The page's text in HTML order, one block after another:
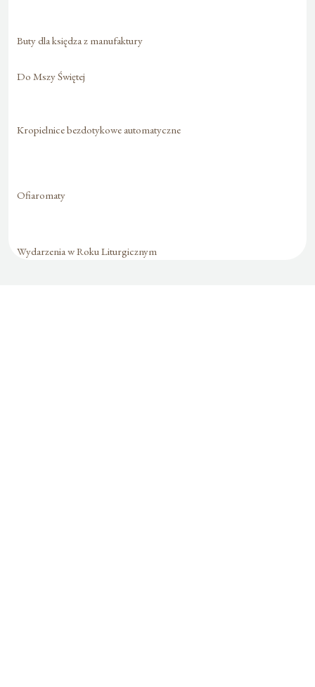
Buty dla księdza z manufaktury
Do Mszy Świętej
Kropielnice bezdotykowe automatyczne
Ofiaromaty
Wydarzenia w Roku Liturgicznym